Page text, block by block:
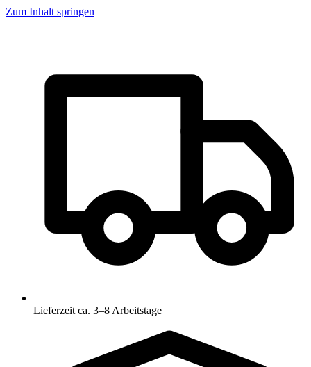
Zum Inhalt springen
Lieferzeit ca. 3–8 Arbeitstage